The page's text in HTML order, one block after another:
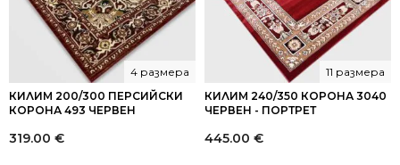
КИЛИМ 200/300 ПЕРСИЙСКИ
КОРОНА 493 ЧЕРВЕН
4 размера
319.00 €
КИЛИМ 240/350 КОРОНА 3040
ЧЕРВЕН - ПОРТРЕТ
11 размера
445.00 €